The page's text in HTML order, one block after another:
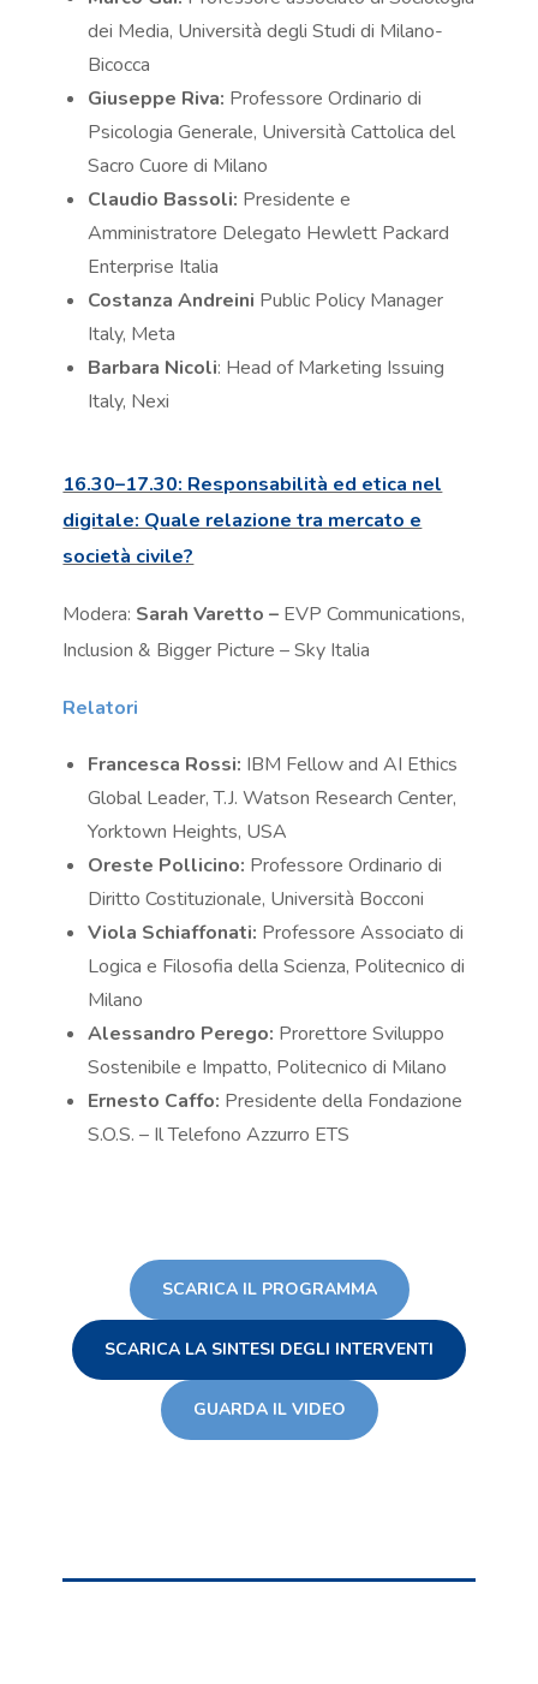
dei Media, Università degli Studi di Milano-
Bicocca
Giuseppe Riva: Professore Ordinario di
Psicologia Generale, Università Cattolica del
Sacro Cuore di Milano
Claudio Bassoli: Presidente e
Amministratore Delegato Hewlett Packard
Enterprise Italia
Costanza Andreini Public Policy Manager
Italy, Meta
Barbara Nicoli: Head of Marketing Issuing
Italy, Nexi
16.30–17.30: Responsabilità ed etica nel
digitale: Quale relazione tra mercato e
società civile?
Modera: Sarah Varetto – EVP Communications,
Inclusion & Bigger Picture – Sky Italia
Relatori
Francesca Rossi: IBM Fellow and AI Ethics
Global Leader, T.J. Watson Research Center,
Yorktown Heights, USA
Oreste Pollicino: Professore Ordinario di
Diritto Costituzionale, Università Bocconi
Viola Schiaffonati: Professore Associato di
Logica e Filosofia della Scienza, Politecnico di
Milano
Alessandro Perego: Prorettore Sviluppo
Sostenibile e Impatto, Politecnico di Milano
Ernesto Caffo: Presidente della Fondazione
S.O.S. – Il Telefono Azzurro ETS
SCARICA IL PROGRAMMA
SCARICA LA SINTESI DEGLI INTERVENTI
GUARDA IL VIDEO